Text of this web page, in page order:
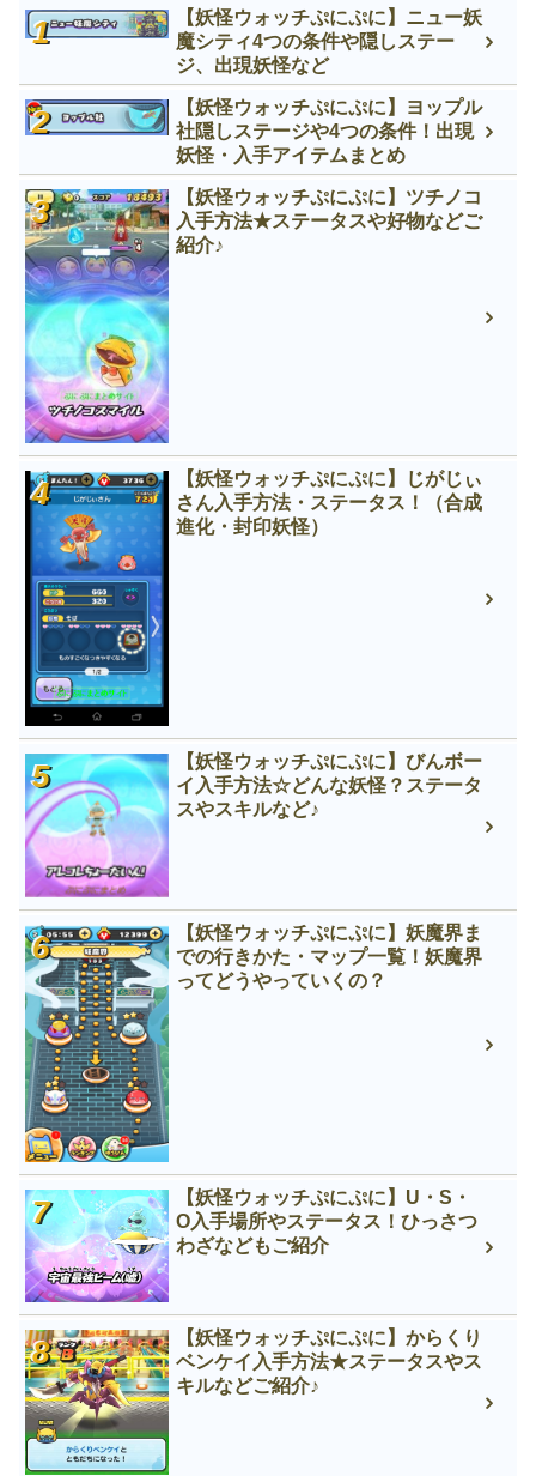
【妖怪ウォッチぷにぷに】ニュー妖
魔シティ4つの条件や隠しステー
ジ、出現妖怪など
【妖怪ウォッチぷにぷに】ヨップル
社隠しステージや4つの条件！出現
妖怪・入手アイテムまとめ
【妖怪ウォッチぷにぷに】ツチノコ
入手方法★ステータスや好物などご
紹介♪
【妖怪ウォッチぷにぷに】じがじぃ
さん入手方法・ステータス！（合成
進化・封印妖怪）
【妖怪ウォッチぷにぷに】びんボー
イ入手方法☆どんな妖怪？ステータ
スやスキルなど♪
【妖怪ウォッチぷにぷに】妖魔界ま
での行きかた・マップ一覧！妖魔界
ってどうやっていくの？
【妖怪ウォッチぷにぷに】U・S・
O入手場所やステータス！ひっさつ
わざなどもご紹介
【妖怪ウォッチぷにぷに】からくり
ベンケイ入手方法★ステータスやス
キルなどご紹介♪